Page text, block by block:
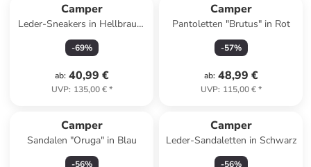
Camper
Leder-Sneakers in Hellbraun/
Beige
-69%
ab: 40,99 €
UVP: 135,00 €*
Camper
Pantoletten "Brutus" in Rot
-57%
ab: 48,99 €
UVP: 115,00 €*
Camper
Sandalen "Oruga" in Blau
-56%
Camper
Leder-Sandaletten in Schwarz
-56%